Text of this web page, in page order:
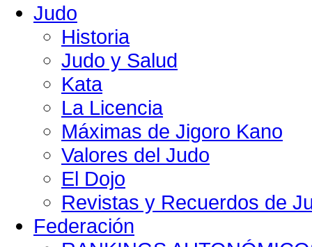
Judo
Historia
Judo y Salud
Kata
La Licencia
Máximas de Jigoro Kano
Valores del Judo
El Dojo
Revistas y Recuerdos de
Federación